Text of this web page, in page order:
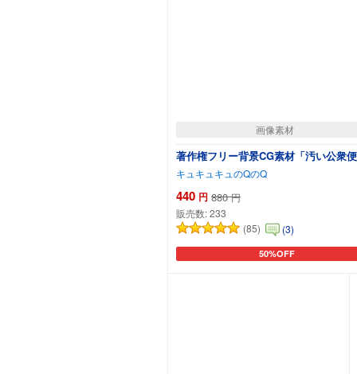
画像素材
著作権フリー背景CG素材「汚い公衆
キュキュキュのQのQ
440 円 880 円
販売数:233
(85)
(3)
50%OFF
カートに追加